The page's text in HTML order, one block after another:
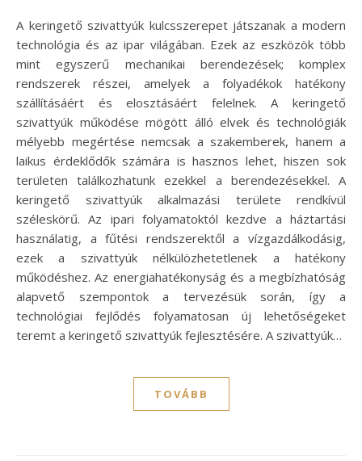
A keringető szivattyúk kulcsszerepet játszanak a modern
technológia és az ipar világában. Ezek az eszközök több
mint egyszerű mechanikai berendezések; komplex
rendszerek részei, amelyek a folyadékok hatékony
szállításáért és elosztásáért felelnek. A keringető
szivattyúk működése mögött álló elvek és technológiák
mélyebb megértése nemcsak a szakemberek, hanem a
laikus érdeklődők számára is hasznos lehet, hiszen sok
területen találkozhatunk ezekkel a berendezésekkel. A
keringető szivattyúk alkalmazási területe rendkívül
széleskörű. Az ipari folyamatoktól kezdve a háztartási
használatig, a fűtési rendszerektől a vízgazdálkodásig,
ezek a szivattyúk nélkülözhetetlenek a hatékony
működéshez. Az energiahatékonyság és a megbízhatóság
alapvető szempontok a tervezésük során, így a
technológiai fejlődés folyamatosan új lehetőségeket
teremt a keringető szivattyúk fejlesztésére. A szivattyúk…
TOVÁBB